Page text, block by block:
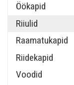
Öökapid
Riiulid
Raamatukapid
Riidekapid
Voodid